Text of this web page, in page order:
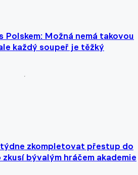
Polskem: Možná nemá takovou
každý soupeř je těžký
týdne zkompletovat přestup do
bývalým hráčem akademie